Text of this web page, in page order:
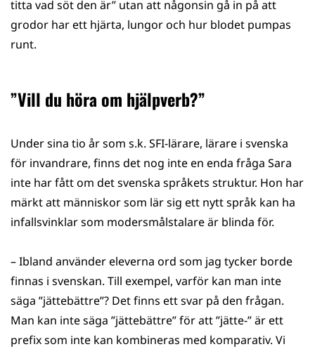
titta vad söt den är” utan att någonsin gå in på att
grodor har ett hjärta, lungor och hur blodet pumpas
runt.
”Vill du höra om hjälpverb?”
Under sina tio år som s.k. SFI-lärare, lärare i svenska
för invandrare, finns det nog inte en enda fråga Sara
inte har fått om det svenska språkets struktur. Hon har
märkt att människor som lär sig ett nytt språk kan ha
infallsvinklar som modersmålstalare är blinda för.
– Ibland använder eleverna ord som jag tycker borde
finnas i svenskan. Till exempel, varför kan man inte
säga ”jättebättre”? Det finns ett svar på den frågan.
Man kan inte säga ”jättebättre” för att ”jätte-” är ett
prefix som inte kan kombineras med komparativ. Vi